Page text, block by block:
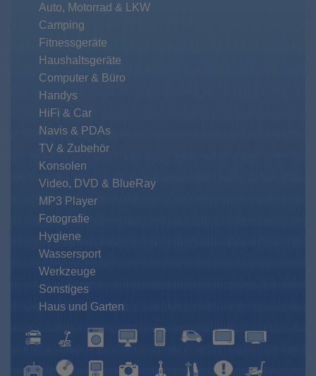
Auto, Motorrad & LKW
Camping
Fitnessgeräte
Haushaltsgeräte
Computer & Büro
Handys
HiFi & Car
Navis & PDAs
TV & Zubehör
Konsolen
Video, DVD & BlueRay
MP3 Player
Fotografie
Hygiene
Wassersport
Werkzeuge
Sonstiges
Haus und Garten